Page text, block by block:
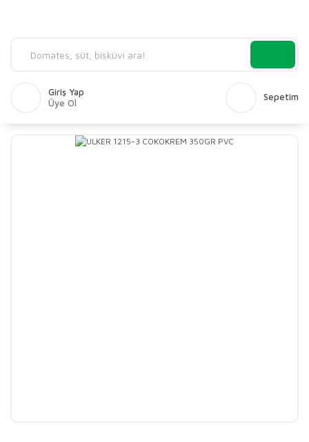
Giriş Yap
Üye Ol
Sepetim